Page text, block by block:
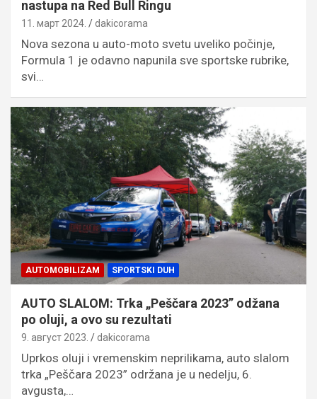
nastupa na Red Bull Ringu
11. март 2024. dakicorama
Nova sezona u auto-moto svetu uveliko počinje,
Formula 1 je odavno napunila sve sportske rubrike,
svi…
AUTOMOBILIZAM SPORTSKI DUH
AUTO SLALOM: Trka „Peščara 2023” odžana
po oluji, a ovo su rezultati
9. август 2023. dakicorama
Uprkos oluji i vremenskim neprilikama, auto slalom
trka „Peščara 2023” održana je u nedelju, 6.
avgusta,…